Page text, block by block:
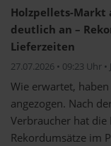
Holzpellets-Markt
deutlich an –
Lieferzeiten
27.07.2026 • 09:23 Uhr
Wie erwartet,
angezogen. Nach
Verbraucher hat
Rekordumsätze im